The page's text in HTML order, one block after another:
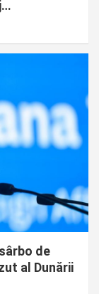
de
al Dunării